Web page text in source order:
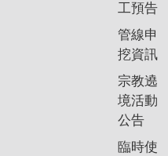
工預告
管線申
挖資訊
宗教遶
境活動
公告
臨時使